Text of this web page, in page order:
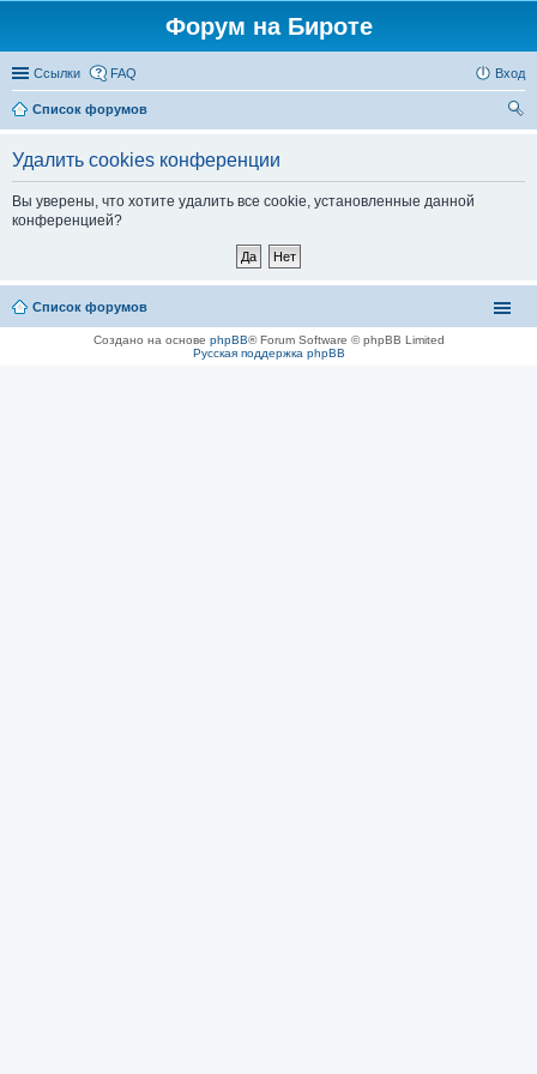
Форум на Бироте
Ссылки FAQ Вход
Список форумов
Удалить cookies конференции
Вы уверены, что хотите удалить все cookie, установленные данной
конференцией?
Список форумов
Создано на основе phpBB® Forum Software © phpBB Limited
Русская поддержка phpBB